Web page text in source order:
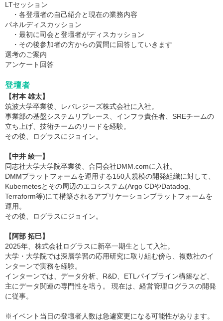
LTセッション
・各登壇者の自己紹介と現在の業務内容
パネルディスカッション
・最初に司会と登壇者がディスカッション
・その後参加者の方からの質問に回答していきます
選考のご案内
アンケート回答
登壇者
【村本 雄太】
筑波大学卒業後、レバレジーズ株式会社に入社。
事業部の基盤システムリプレース、インフラ責任者、SREチームの
立ち上げ、技術チームのリードを経験。
その後、ログラスにジョイン。
【中井 綾一】
同志社大学大学院卒業後、合同会社DMM.comに入社。
DMMプラットフォームを運用する150人規模の開発組織に対して、
Kubernetesとその周辺のエコシステム(Argo CDやDatadog、
Terraform等)にて構築されるアプリケーションプラットフォームを
運用。
その後、ログラスにジョイン。
【阿部 拓巳】
2025年、株式会社ログラスに新卒一期生として入社。
大学・大学院では深層学習の応用研究に取り組む傍ら、複数社のイ
ンターンで実務を経験。
インターンでは、データ分析、R&D、ETLパイプライン構築など、
主にデータ関連の専門性を培う。 現在は、経営管理ログラスの開発
に従事。
※イベント当日の登壇者人数は急遽変更になる可能性があります。